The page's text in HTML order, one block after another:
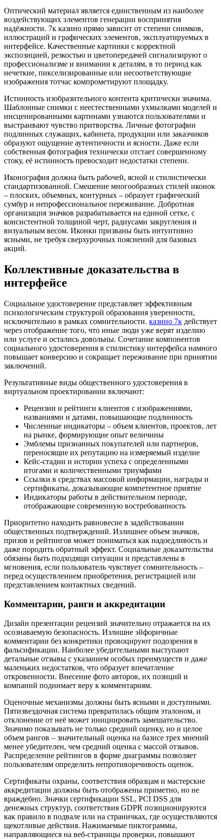
Оптический материал является единственным из наиболее
воздействующих элементов генерации воспринятия
надёжности. 7к казино прямо зависит от степени снимков,
иллюстраций и графических элементов, эксплуатируемых в
интерфейсе. Качественные картинки с корректной
экспозицией, резкостью и цветопередачей сигнализируют о
профессионализме и внимании к деталям, в то период как
нечеткие, пикселизированные или несоответствующие
изображения тотчас компрометируют площадку.
Истинность изобразительного контента критически значима.
Шаблонные снимки с неестественными ухмылками моделей и
инсценированными картинами узнаются пользователями и
выстраивают чувство притворства. Личные фотографии
подлинных служащих, кабинета, продукции или заказчиков
образуют ощущение аутентичности и ясности. Даже если
собственная фотография технически отстает совершенному
стоку, её истинность превосходит недостатки степени.
Иконография должна быть рабочей, ясной и стилистически
стандартизованной. Смешение многообразных стилей иконок
– плоских, объемных, контурных – образует графический
сумбур и непрофессиональное переживание. Добротная
организация значков разрабатывается на единой сетке, с
консистентной толщиной черт, радиусами закругления и
визуальным весом. Иконки призваны быть интуитивно
ясными, не требуя сверхурочных пояснений для базовых
акций.
Коллективные доказательства в
интерфейсе
Социальное удостоверение представляет эффективным
психологическим структурой образования уверенности,
исключительно в рамках сомнительности. казино 7к действует
через отображение того, что иные люди уже верят изделию
или услуге и остались довольны. Сочетание компонентов
социального удостоверения в стилистику интерфейса намного
повышает конверсию и сокращает переживание при принятии
заключений.
Результативные виды общественного удостоверения в
виртуальном проектировании включают:
Рецензии и рейтинги клиентов с изображениями,
названиями и датами, повышающие подлинность
Численные индикаторы – объем клиентов, проектов, лет
на рынке, формирующие опыт величины
Эмблемы признанных покупателей или партнеров,
переносящие их репутацию на измеряемый изделие
Кейс-стадии и истории успеха с определенными
итогами и количественными триумфами
Ссылки в средствах массовой информации, награды и
сертификаты, доказывающие компетентное приятие
Индикаторы работы в действительном периоде,
отображающие современную востребованность
Приоритетно находить равновесие в задействовании
общественных подтверждений. Излишнее объем значков,
призов и рейтингов может пониматься как надоедливость и
даже породить обратный эффект. Социальные доказательства
обязаны быть подходящи ситуации и представлены в
мгновения, если пользователь чувствует сомнительность –
перед осуществлением приобретения, регистрацией или
представлением контактных сведений.
Комментарии, ранги и аккредитации
Дизайн презентации рецензий значительно отражается на их
осознаваемую безопасность. Излишне эйфоричные
комментарии без конкретики провоцируют подозрения в
фальсификации. Наиболее убедительными выступают
детальные отзывы с указанием особых преимуществ и даже
маленьких недостатков, что образует впечатление
откровенности. Внесение фото авторов, их позиций и
компаний поднимает веру к комментариям.
Оценочные механизмы должны быть ясными и доступными.
Пятизвездочная система превратилась общим эталоном, и
отклонение от неё может инициировать замешательство.
Значимо показывать не только средний оценку, но и целое
объем рангов – значительный оценка на базисе трех мнений
менее убедителен, чем средний оценка с массой отзывов.
Распределение рейтингов в форме диаграммы позволяет
пользователям определить непротиворечивость оценок.
Сертификаты охраны, соответствия образцам и мастерские
аккредитации должны быть отображены приметно, но не
враждебно. Значки сертификации SSL, PCI DSS для
денежных структур, соответствия GDPR позиционируются
как правило в подвале или на страничках, где осуществляются
щекотливые действия. Нажимаемые пиктограммы,
направляющиеся на веб-страницы проверки, повышают